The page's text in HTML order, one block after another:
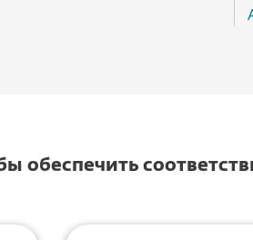
обеспечить